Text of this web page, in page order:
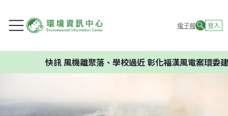
電子報 登入
風機離聚落、學校過近 彰化福漢風電案環委建議不應